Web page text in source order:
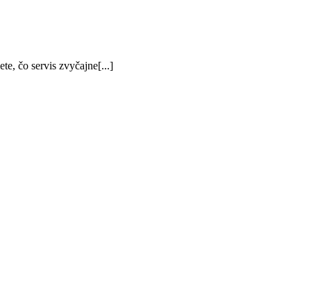
čo servis zvyčajne[...]